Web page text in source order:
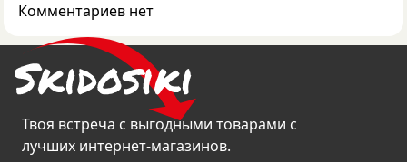
Комментариев нет
Твоя встреча с выгодными товарами с
лучших интернет-магазинов.